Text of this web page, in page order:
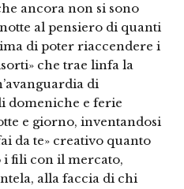
ancora non si sono
al pensiero di quanti
di poter riaccendere i
che trae linfa la
di
domeniche e ferie
e giorno, inventandosi
da te» creativo quanto
i fili con il mercato,
alla faccia di chi